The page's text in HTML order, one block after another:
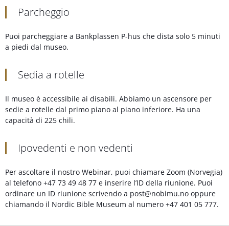
Parcheggio
Puoi parcheggiare a Bankplassen P-hus che dista solo 5 minuti
a piedi dal museo.
Sedia a rotelle
Il museo è accessibile ai disabili. Abbiamo un ascensore per
sedie a rotelle dal primo piano al piano inferiore. Ha una
capacità di 225 chili.
Ipovedenti e non vedenti
Per ascoltare il nostro Webinar, puoi chiamare Zoom (Norvegia)
al telefono +47 73 49 48 77 e inserire l’ID della riunione. Puoi
ordinare un ID riunione scrivendo a post@nobimu.no oppure
chiamando il Nordic Bible Museum al numero +47 401 05 777.